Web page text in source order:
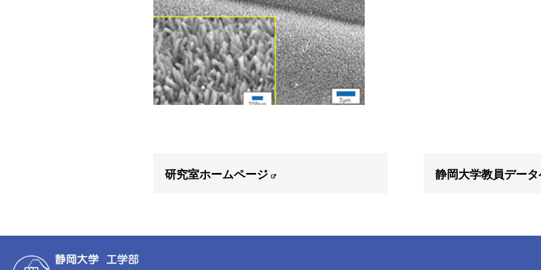
研究室ホームページ 静岡大学教員デー